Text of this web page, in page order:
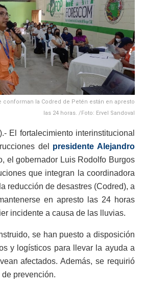
conforman la Codred de Petén están en apresto
las 24 horas. /Foto: Ervel Sandoval
El fortalecimiento interinstitucional
del presidente Alejandro
el gobernador Luis Rodolfo Burgos
que integran la coordinadora
reducción de desastres (Codred), a
en apresto las 24 horas
incidente a causa de las lluvias.
se han puesto a disposición
y logísticos para llevar la ayuda a
afectados. Además, se requirió
prevención.